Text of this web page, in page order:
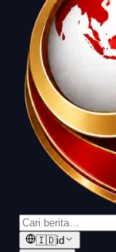
🇮🇩id